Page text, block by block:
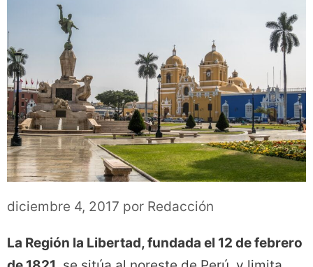
diciembre 4, 2017 por Redacción
La Región la Libertad, fundada el 12 de febrero